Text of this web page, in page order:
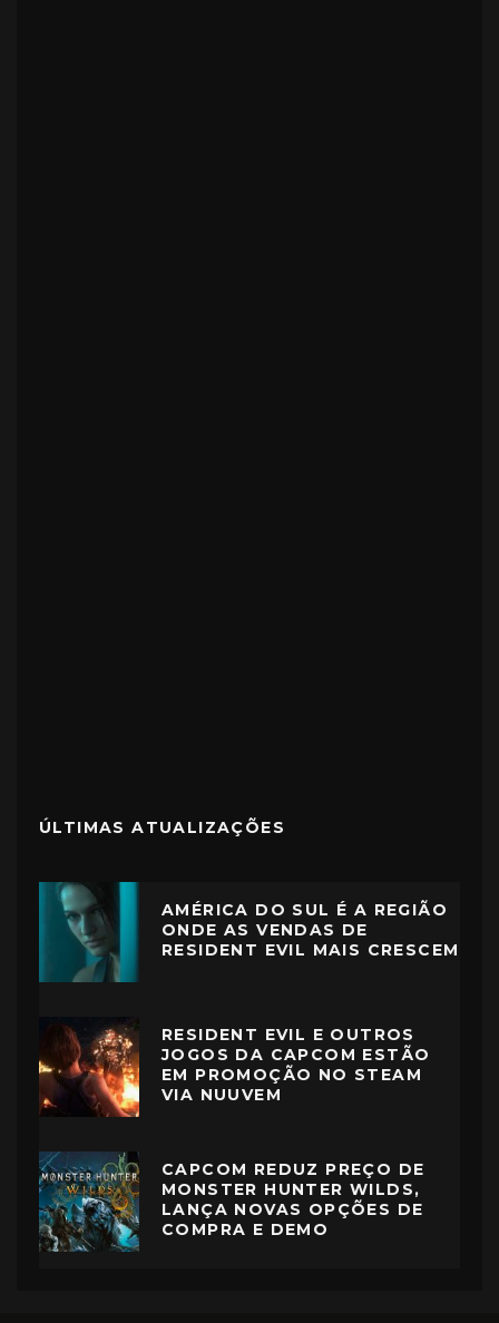
ÚLTIMAS ATUALIZAÇÕES
AMÉRICA DO SUL É A REGIÃO
ONDE AS VENDAS DE
RESIDENT EVIL MAIS CRESCEM
RESIDENT EVIL E OUTROS
JOGOS DA CAPCOM ESTÃO
EM PROMOÇÃO NO STEAM
VIA NUUVEM
CAPCOM REDUZ PREÇO DE
MONSTER HUNTER WILDS,
LANÇA NOVAS OPÇÕES DE
COMPRA E DEMO